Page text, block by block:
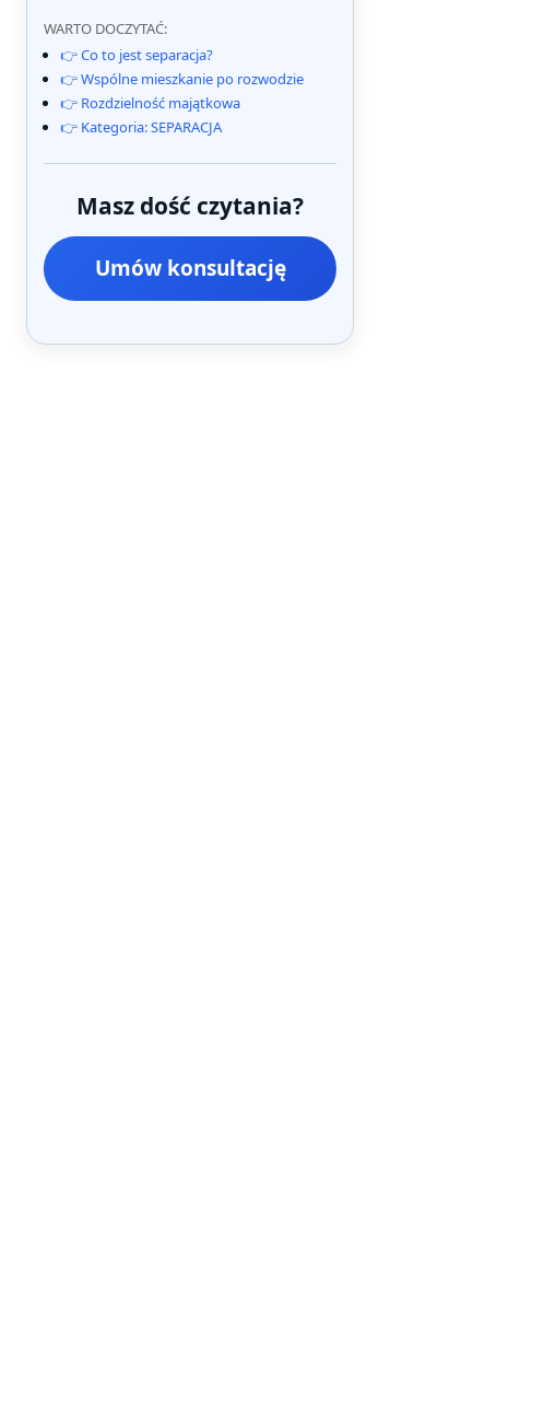
WARTO DOCZYTAĆ:
👉 Co to jest separacja?
👉 Wspólne mieszkanie po rozwodzie
👉 Rozdzielność majątkowa
👉 Kategoria: SEPARACJA
Masz dość czytania?
Umów konsultację